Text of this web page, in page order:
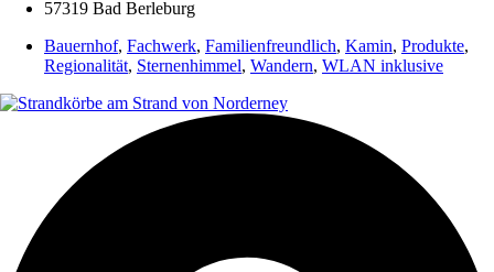
57319 Bad Berleburg
Bauernhof, Fachwerk, Familienfreundlich, Kamin, Produkte,
Regionalität, Sternenhimmel, Wandern, WLAN inklusive